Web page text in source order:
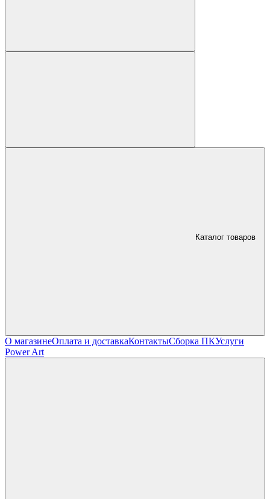
Каталог товаров
О магазинеОплата и доставкаКонтактыСборка ПКУслуги
Power Art